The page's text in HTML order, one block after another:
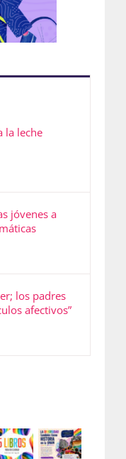
la leche
jóvenes a
los padres
afectivos”